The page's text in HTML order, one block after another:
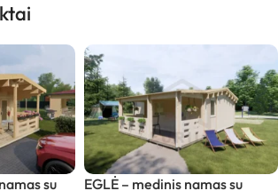
su
EGLĖ – medinis namas su